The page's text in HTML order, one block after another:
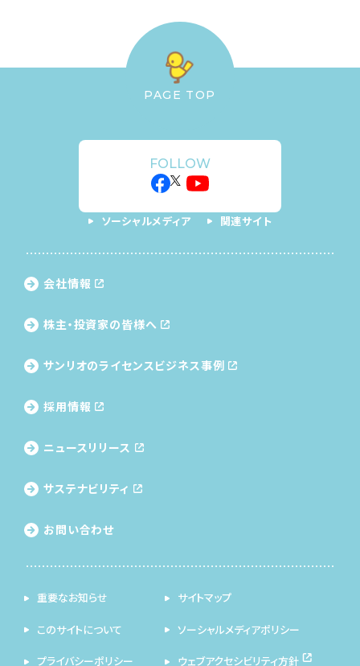
PAGE TOP
FOLLOW
ソーシャルメディア 関連サイト
会社情報
株主・投資家の皆様へ
サンリオのライセンス ビジネス事例
採用情報
ニュースリリース
サステナビリティ
お問い合わせ
重要なお知らせ サイトマップ
このサイトについて ソーシャルメディアポリシー
プライバシーポリシー ウェブアクセシビリティ方針